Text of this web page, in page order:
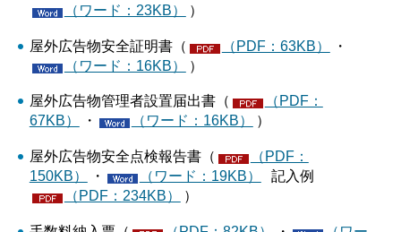
（ワード：23KB）
）
屋外広告物安全証明書（ （PDF：63KB）
・
（ワード：16KB）
）
屋外広告物管理者設置届出書（
（PDF：
67KB）
・ （ワード：16KB） ）
屋外広告物安全点検報告書（
（PDF：
150KB）
・ （ワード：19KB）
記入例
（PDF：234KB）
）